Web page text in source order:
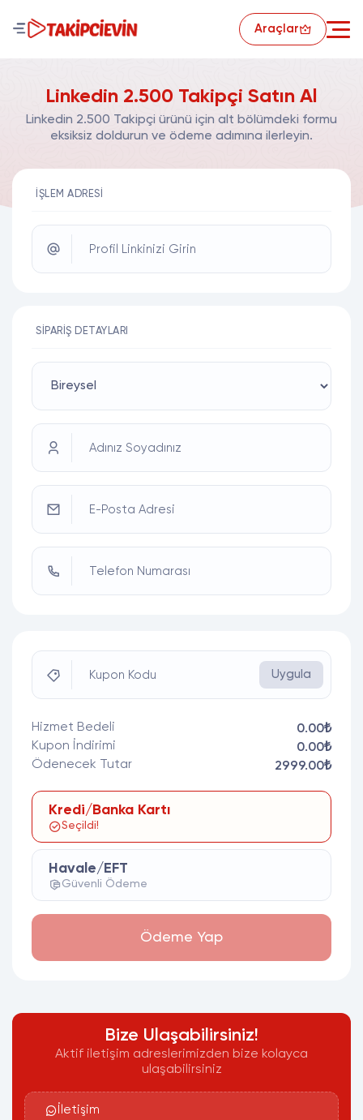
Araçlar
Linkedin 2.500 Takipçi Satın Al
Linkedin 2.500 Takipçi ürünü için alt bölümdeki formu
eksiksiz doldurun ve ödeme adımına ilerleyin.
İŞLEM ADRESI
Profil Linkinizi Girin
SIPARIŞ DETAYLARI
Adınız Soyadınız
E-Posta Adresi
Telefon Numarası
Kupon Kodu Uygula
Hizmet Bedeli
0.00₺
Kupon İndirimi
0.00₺
Ödenecek Tutar
2999.00₺
Kredi/Banka Kartı
Seçildi!
Havale/EFT
Güvenli Ödeme
Ödeme Yap
Bize Ulaşabilirsiniz!
Aktif iletişim adreslerimizden bize kolayca
ulaşabilirsiniz
İletişim